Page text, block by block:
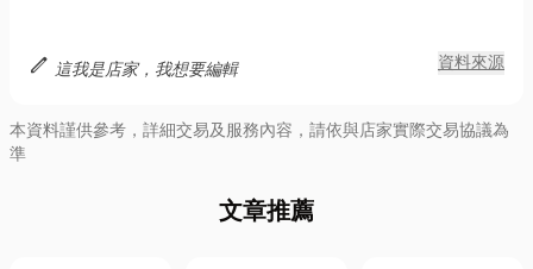
edit 這我是店家，我想要編輯 資料來源
本資料謹供參考，詳細交易及服務內容，請依與店家實際交易協議為
準
文章推薦